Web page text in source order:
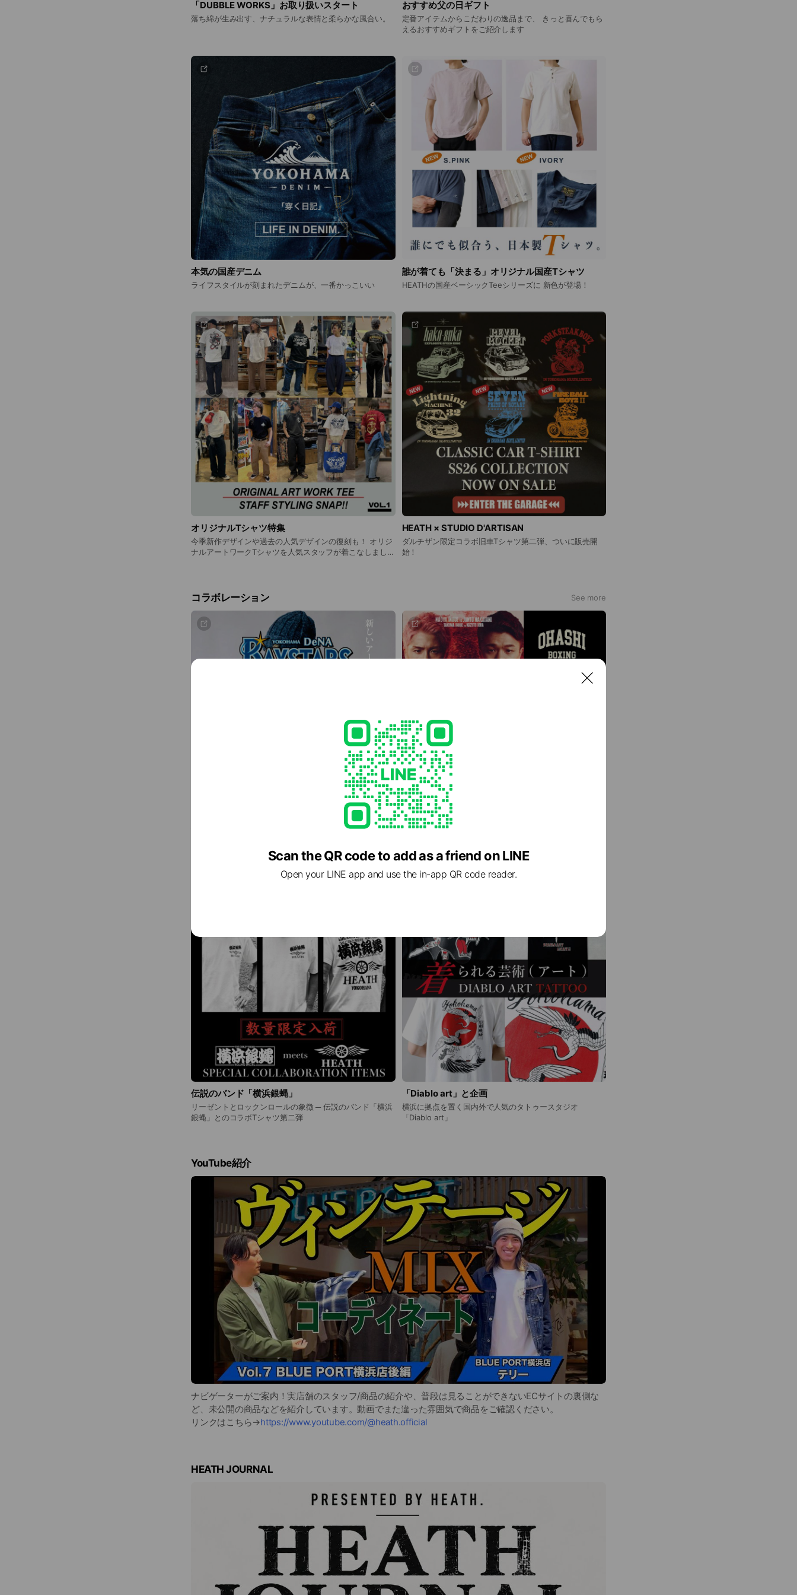
「DUBBLE WORKS」お取り扱いスタート
落ち綿が生み出す、ナチュラルな表情と柔らかな風合い。
おすすめ父の日ギフト
定番アイテムからこだわりの逸品まで、 きっと喜んでもら
えるおすすめギフトをご紹介します
本気の国産デニム
ライフスタイルが刻まれたデニムが、一番かっこいい
誰が着ても「決まる」オリジナル国産Tシャツ
HEATHの国産ベーシックTeeシリーズに 新色が登場！
オリジナルTシャツ特集
今季新作デザインや過去の人気デザインの復刻も！ オリジ
ナルアートワークTシャツを人気スタッフが着こなしまし
HEATH × STUDIO D'ARTISAN
ダルチザン限定コラボ旧車Tシャツ第二弾、ついに販売開
始！
コラボレーション See more
スアイテムのラインナップ
大橋ボクシングジム
ジョイントワーク
伝説のバンド「横浜銀蝿」
リーゼントとロックンロールの象徴 ─ 伝説のバンド「横浜
銀蝿」とのコラボTシャツ第二弾
「Diablo art」と企画
横浜に拠点を置く国内外で人気のタトゥースタジオ
「Diablo art」
YouTube紹介
ナビゲーターがご案内！実店舗のスタッフ/商品の紹介や、普段は見ることができないECサイトの裏側な
ど、未公開の商品などを紹介しています。動画でまた違った雰囲気で商品をご確認ください。
リンクはこちら→https://www.youtube.com/@heath.official
HEATH JOURNAL
Scan the QR code to add as a friend on LINE
Open your LINE app and use the in-app QR code reader.